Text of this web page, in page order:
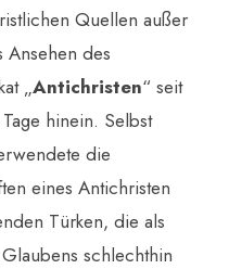
Quellen außer
Ansehen des
„Antichristen“ seit
hinein. Selbst
die
eines Antichristen
Türken, die als
schlechthin